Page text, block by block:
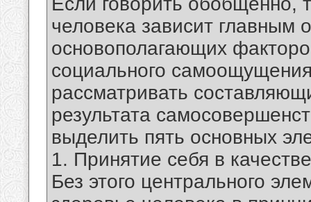
человека зависит главным
основополагающих
социального
рассматривать
результата
выделить пять основных
1. Принятие себя в
Без этого центрального